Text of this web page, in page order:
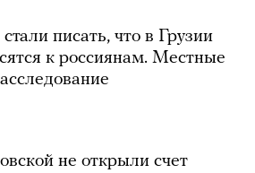
писать, что в Грузии
к россиянам. Местные
не открыли счет